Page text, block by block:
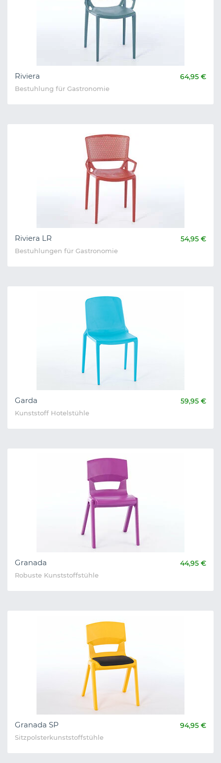
Riviera 64,95 €
Bestuhlung für Gastronomie
Riviera LR 54,95 €
Bestuhlungen für Gastronomie
Garda 59,95 €
Kunststoff Hotelstühle
Granada 44,95 €
Robuste Kunststoffstühle
Granada SP 94,95 €
Sitzpolsterkunststoffstühle